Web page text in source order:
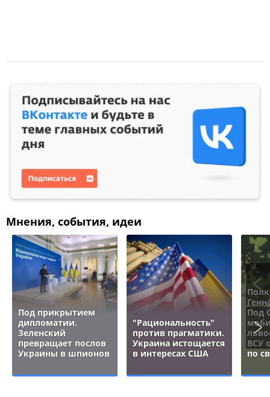
Мнения, события, идеи
Под прикрытием
дипломатии.
Зеленский
превращает послов
Украины в шпионов
"Рациональность"
против прагматики.
Украина истощается
в интересах США
Под
ВСУ
по